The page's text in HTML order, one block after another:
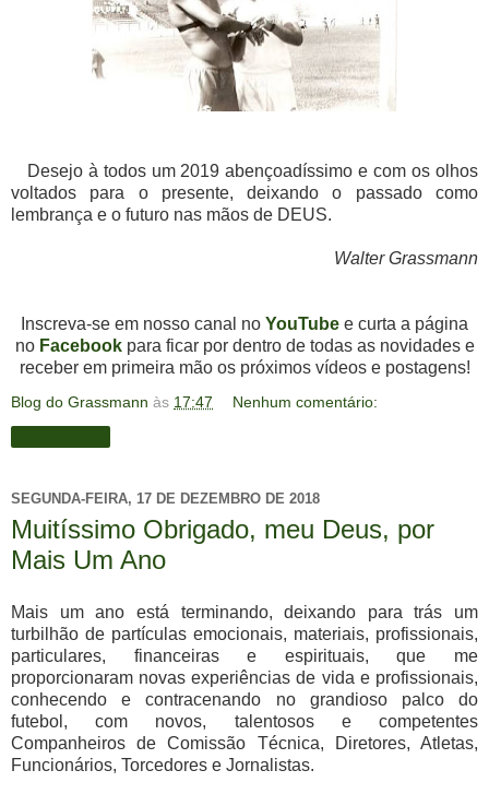
Desejo à todos um 2019 abençoadíssimo e com os olhos
voltados para o presente, deixando o passado como
lembrança e o futuro nas mãos de DEUS.
Walter Grassmann
Inscreva-se em nosso canal no YouTube e curta a página
no Facebookpara ficar por dentro de todas as novidades e
receber em primeira mão os próximos vídeos e postagens!
Blog do Grassmann às 17:47 Nenhum comentário:
SEGUNDA-FEIRA, 17 DE DEZEMBRO DE 2018
Muitíssimo Obrigado, meu Deus, por
Mais Um Ano
Mais um ano está terminando, deixando para trás um
turbilhão de partículas emocionais, materiais, profissionais,
particulares, financeiras e espirituais, que me
proporcionaram novas experiências de vida e profissionais,
conhecendo e contracenando no grandioso palco do
futebol, com novos, talentosos e competentes
Companheiros de Comissão Técnica, Diretores, Atletas,
Funcionários, Torcedores e Jornalistas.